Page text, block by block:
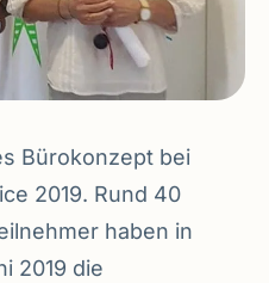
Bürokonzept bei
2019. Rund 40
haben in
2019 die